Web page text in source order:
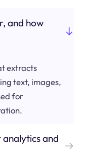
and how
extracts
text, images,
for
analytics and